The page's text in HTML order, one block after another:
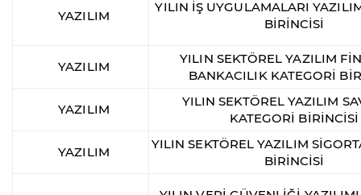
YAZILIM
YILIN İŞ UYGULAMALARI
BİRİNCİSİ
YAZILIM
YILIN SEKTÖREL YAZILIM
BANKACILIK KATEGORİ
YAZILIM
YILIN SEKTÖREL YAZILIM
KATEGORİ BİRİNCİSİ
YAZILIM
YILIN SEKTÖREL YAZILIM
BİRİNCİSİ